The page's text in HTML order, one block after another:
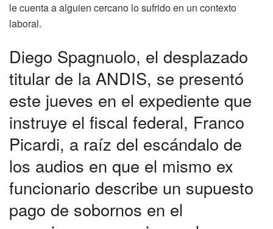
le cuenta a alguien cercano lo sufrido en un contexto
laboral.
Diego Spagnuolo, el desplazado
titular de la ANDIS, se presentó
este jueves en el expediente que
instruye el fiscal federal, Franco
Picardi, a raíz del escándalo de
los audios en que el mismo ex
funcionario describe un supuesto
pago de sobornos en el